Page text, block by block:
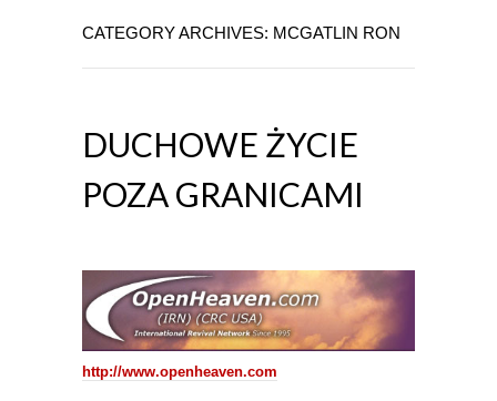
CATEGORY ARCHIVES: MCGATLIN RON
DUCHOWE ŻYCIE
POZA GRANICAMI
http://www.openheaven.com